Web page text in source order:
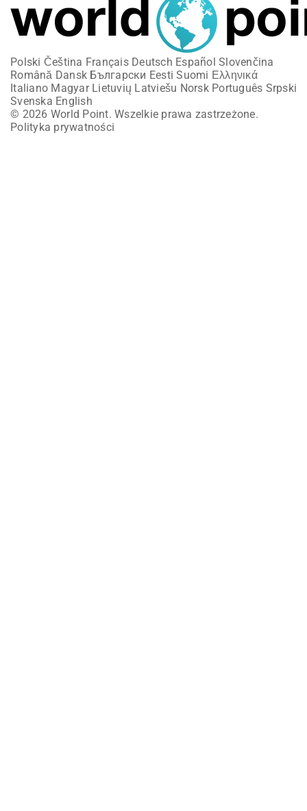
Polski Čeština Français Deutsch Español Slovenčina
Română Dansk Български Eesti Suomi Ελληνικά
Italiano Magyar Lietuvių Latviešu Norsk Português Srpski
Svenska English
© 2026 World Point. Wszelkie prawa zastrzeżone.
Polityka prywatności